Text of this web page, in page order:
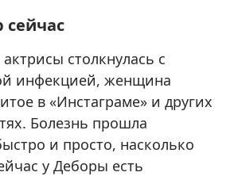
столкнулась с
инфекцией, женщина
в «Инстаграме» и других
Болезнь прошла
и просто, насколько
у Деборы есть